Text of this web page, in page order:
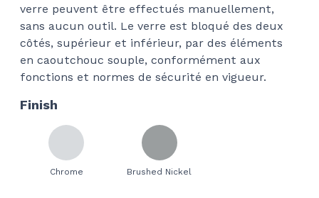
verre peuvent être effectués manuellement,
sans aucun outil. Le verre est bloqué des deux
côtés, supérieur et inférieur, par des éléments
en caoutchouc souple, conformément aux
fonctions et normes de sécurité en vigueur.
Finish
Chrome Brushed Nickel